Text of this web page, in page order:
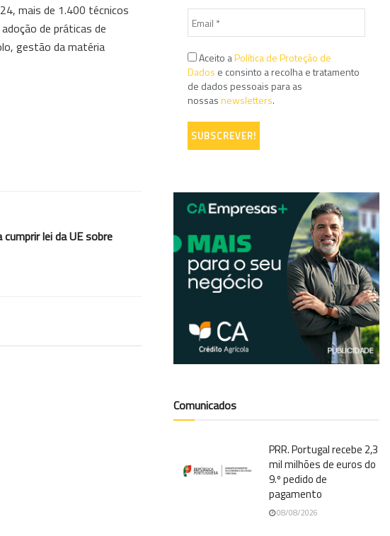
mais de 1.400 técnicos
de práticas de
gestão da matéria
lei da UE sobre
Aceito aPolítica de Proteção de
Dados e consinto a recolha e tratamento
de dados pessoais para as
nossasnewsletters.
Comunicados
PRR. Portugal recebe 2,3
mil milhões de euros do
9.º pedido de
pagamento
08/08/2026